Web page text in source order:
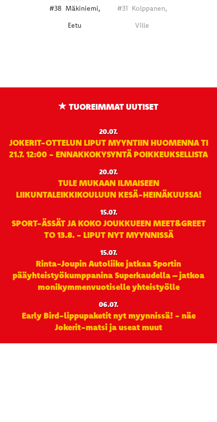
#38 Mäkiniemi,
Eetu
#31 Kolppanen,
Ville
TUOREIMMAT UUTISET
20.07.
JOKERIT-OTTELUN LIPUT MYYNTIIN HUOMENNA TI
21.7. 12:00 - ENNAKKOKYSYNTÄ POIKKEUKSELLISTA
20.07.
TULE MUKAAN ILMAISEEN
LIIKUNTALEIKKIKOULUUN KESÄ-HEINÄKUUSSA!
15.07.
SPORT-ÄSSÄT JA KOKO JOUKKUEEN MEET&GREET
TO 13.8. - LIPUT NYT MYYNNISSÄ
15.07.
Rinta-Joupin Autoliike jatkaa Sportin
pääyhteistyökumppanina Superkaudella – jatkoa
monikymmenvuotiselle yhteistyölle
06.07.
Early Bird-lippupaketit nyt myynnissä! - näe
Jokerit-matsi ja useat muut